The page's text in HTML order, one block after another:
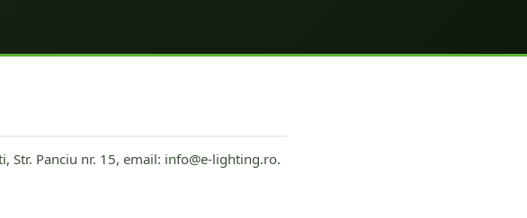
Str. Panciu nr. 15, email: info@e-lighting.ro.